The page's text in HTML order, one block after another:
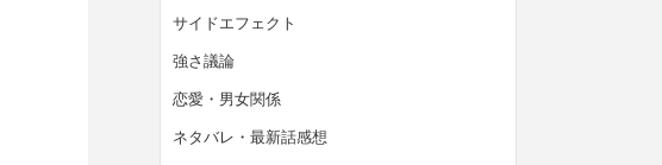
サイドエフェクト
強さ議論
恋愛・男女関係
ネタバレ・最新話感想